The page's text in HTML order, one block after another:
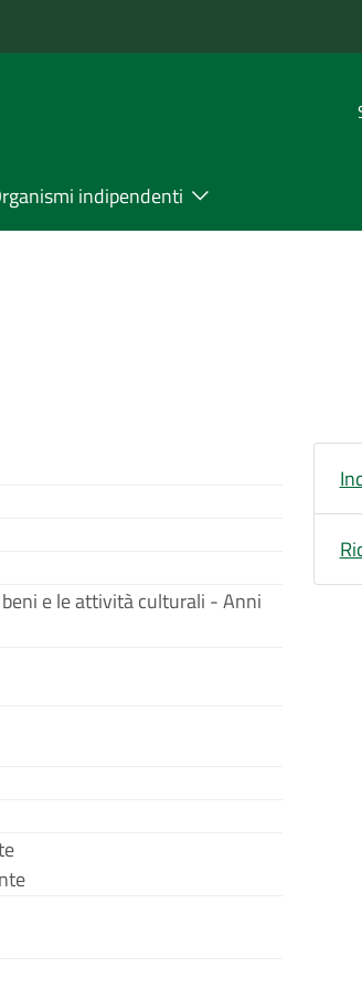
indipendenti
e le attività culturali - Anni